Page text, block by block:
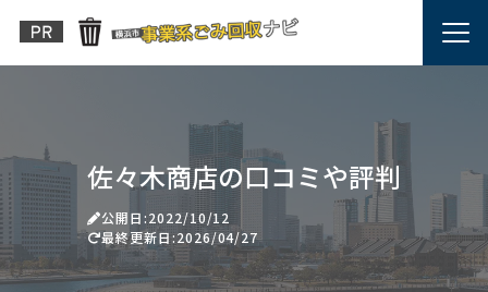
佐々木商店の口コミや評判
公開日:2022/10/12
最終更新日:2026/04/27